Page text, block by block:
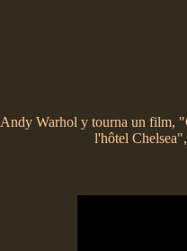
Andy Warhol y tourna un film,
l'hôtel